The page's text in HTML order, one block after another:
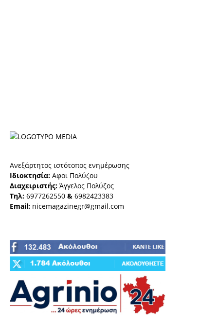
Ανεξάρτητος ιστότοπος ενημέρωσης
Ιδιοκτησία: Αφοι Πολύζου
Διαχειριστής: Άγγελος Πολύζος
Τηλ: 6977262550 & 6982423383
Email: nicemagazinegr@gmail.com